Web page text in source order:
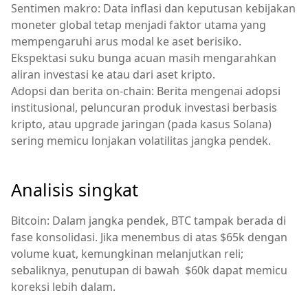
Sentimen makro: Data inflasi dan keputusan kebijakan
moneter global tetap menjadi faktor utama yang
mempengaruhi arus modal ke aset berisiko.
Ekspektasi suku bunga acuan masih mengarahkan
aliran investasi ke atau dari aset kripto.
Adopsi dan berita on-chain: Berita mengenai adopsi
institusional, peluncuran produk investasi berbasis
kripto, atau upgrade jaringan (pada kasus Solana)
sering memicu lonjakan volatilitas jangka pendek.
Analisis singkat
Bitcoin: Dalam jangka pendek, BTC tampak berada di
fase konsolidasi. Jika menembus di atas $65k dengan
volume kuat, kemungkinan melanjutkan reli;
sebaliknya, penutupan di bawah $60k dapat memicu
koreksi lebih dalam.